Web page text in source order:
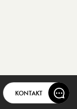
KONTAKT